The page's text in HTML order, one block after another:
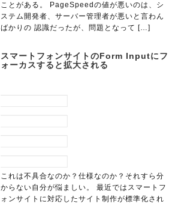
ことがある。 PageSpeedの値が悪いのは、シ
ステム開発者、サーバー管理者が悪いと言わん
ばかりの 認識だったが、問題となって […]
スマートフォンサイトのForm Inputにフ
ォーカスすると拡大される
これは不具合なのか？仕様なのか？それすら分
からない自分が悩ましい。 最近ではスマートフ
ォンサイトに対応したサイト制作が標準化され